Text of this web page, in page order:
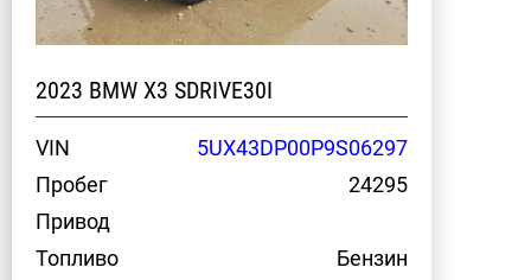
2023 BMW X3 SDRIVE30I
VIN
5UX43DP00P9S06297
Пробег
24295
Привод
Топливо
Бензин